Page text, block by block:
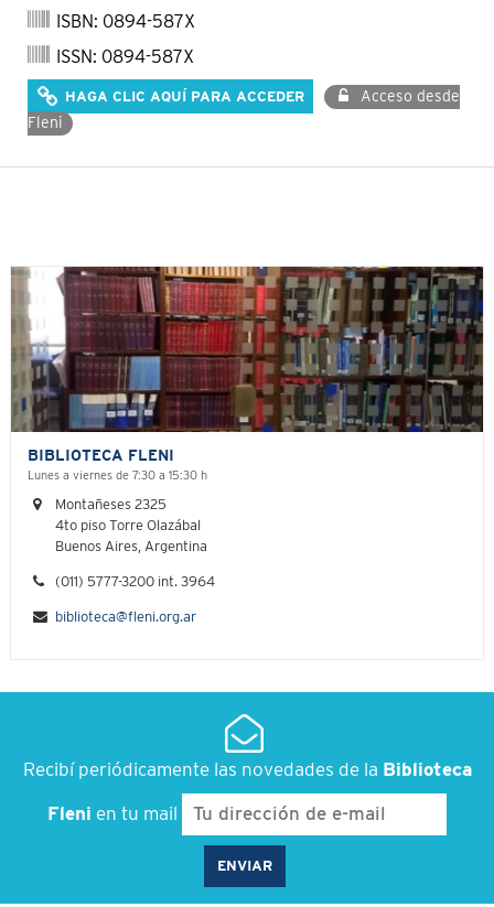
ISBN: 0894-587X
ISSN: 0894-587X
HAGA CLIC AQUÍ PARA ACCEDER
Acceso desde
Fleni
BIBLIOTECA FLENI
Lunes a viernes de 7:30 a 15:30 h
Montañeses 2325
4to piso Torre Olazábal
Buenos Aires, Argentina
(011) 5777-3200 int. 3964
biblioteca@fleni.org.ar
Recibí periódicamente las novedades de la Biblioteca
Fleni en tu mail